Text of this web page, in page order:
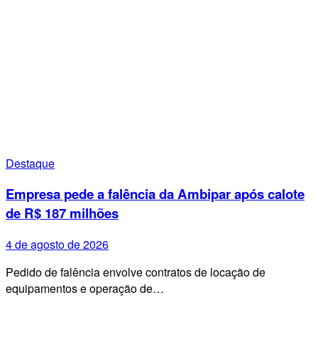
Destaque
Empresa pede a falência da Ambipar após calote
de R$ 187 milhões
4 de agosto de 2026
Pedido de falência envolve contratos de locação de
equipamentos e operação de…